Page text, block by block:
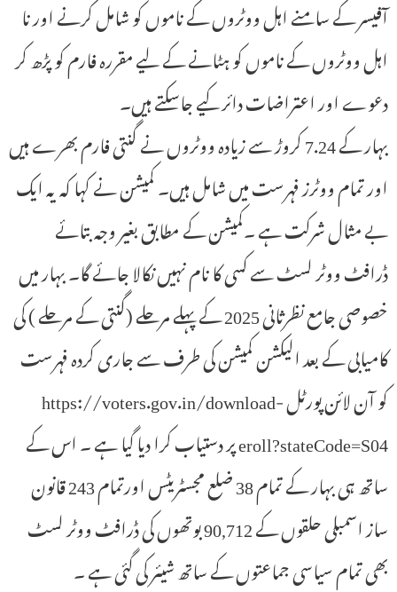
آفیسر کے سامنے اہل ووٹروں کے ناموں کو شامل کرنے اور نا
اہل ووٹروں کے ناموں کو ہٹانے کے لیے مقررہ فارم کو پڑھ کر
دعوے اور اعتراضات دائر کیے جاسکتے ہیں۔
بہار کے 7.24 کروڑ سے زیادہ ووٹروں نے گنتی فارم بھرے ہیں
اور تمام ووٹرز فہرست میں شامل ہیں۔ کمیشن نے کہا کہ یہ ایک
بے مثال شرکت ہے ۔کمیشن کے مطابق بغیر وجہ بتائے
ڈرافٹ ووٹر لسٹ سے کسی کا نام نہیں نکالا جائے گا۔ بہار میں
خصوصی جامع نظرثانی 2025 کے پہلے مرحلے (گنتی کے مرحلے ) کی
کامیابی کے بعد الیکشن کمیشن کی طرف سے جاری کردہ فہرست
کو آن لائن پورٹل https://voters.gov.in/download-
eroll?stateCode=S04 پر دستیاب کرا دیا گیا ہے ۔ اس کے
ساتھ ہی بہار کے تمام 38 ضلع مجسٹریٹس اورتمام 243 قانون
ساز اسمبلی حلقوں کے 90,712 بوتھوں کی ڈرافٹ ووٹر لسٹ
بھی تمام سیاسی جماعتوں کے ساتھ شیئر کی گئی ہے ۔